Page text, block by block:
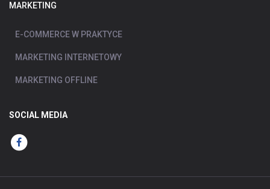
MARKETING
E-COMMERCE W PRAKTYCE
MARKETING INTERNETOWY
MARKETING OFFLINE
SOCIAL MEDIA